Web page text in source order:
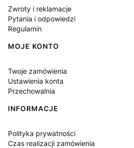
Zwroty i reklamacje
Pytania i odpowiedzi
Regulamin
MOJE KONTO
Twoje zamówienia
Ustawienia konta
Przechowalnia
INFORMACJE
Polityka prywatności
Czas realizacji zamówienia